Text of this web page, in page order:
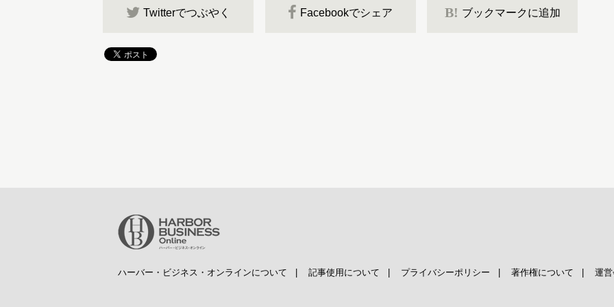
Twitterでつぶやく Facebookでシェア B! ブックマークに追加
ハーバー・ビジネス・オンラインについて 記事使用について プライバシーポリシー 著作権について 運